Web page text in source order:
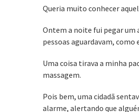
Queria muito conhecer
Ontem a noite fui pegar um
pessoas aguardavam, como
Uma coisa tirava a minha
massagem.
Pois bem, uma cidadã
alarme, alertando que